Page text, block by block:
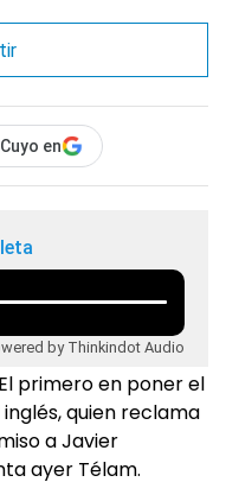
en
by Thinkindot Audio
primero en poner el
quien reclama
a Javier
ayer Télam.